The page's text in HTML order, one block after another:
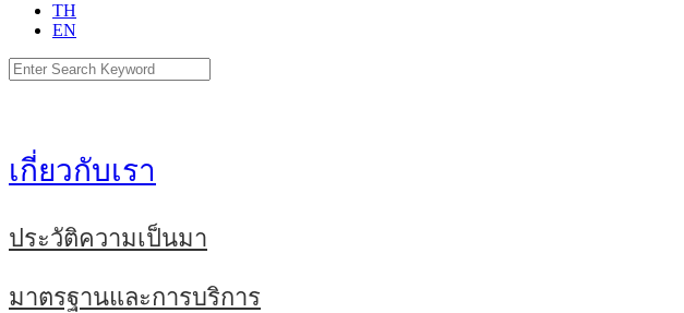
TH
EN
Search
for:
เกี่ยวกับเรา
ประวัติความเป็นมา
มาตรฐานและการบริการ